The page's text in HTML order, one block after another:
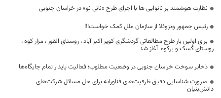
نظارت هوشمند بر نانوایی ها با اجرای طرح «نانی نو» در خراسان جنوبی
رئیس جمهور ونزوئلا از سازمان ملل کمک خواست!!!
برای اولین بار طرح مطالعاتی گردشگری کویر اکبر آباد ، روستای القور ، مزار کوه ،
روستای گسک و برکوه آغاز شد
ذخایر سوخت خراسان جنوبی در وضعیت مطلوب؛ فعالیت پایدار تمام جایگاه‌ها
ضرورت شناسایی دقیق ظرفیت‌های فناورانه برای حل مسائل شرکت‌های
دانش‌بنیان